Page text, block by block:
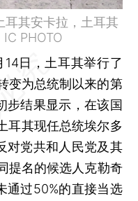
其安卡拉，土耳其
PHOTO
14日，土耳其举行了
变为总统制以来的第
步结果显示，在该国
耳其现任总统埃尔多
对党共和人民党及其
提名的候选人克勒奇
通过50%的直接当选